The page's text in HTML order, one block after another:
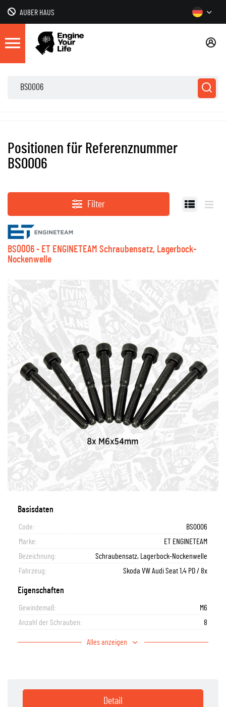
AUßER HAUS
Positionen für Referenznummer
BS0006
Filter
BS0006 - ET ENGINETEAM Schraubensatz, Lagerbock-
Nockenwelle
Basisdaten
Code:
BS0006
Marke:
ET ENGINETEAM
Bezeichnung:
Schraubensatz, Lagerbock-Nockenwelle
Fahrzeug:
Skoda VW Audi Seat 1,4 PD / 8x
Eigenschaften
Gewindemaß:
M6
Anzahl der Schrauben:
8
Alles anzeigen
Detail